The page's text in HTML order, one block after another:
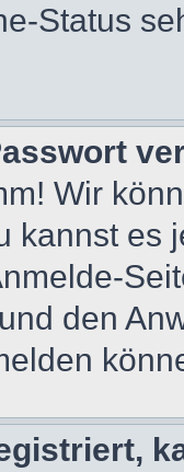
Status
Wir
kannst es
den